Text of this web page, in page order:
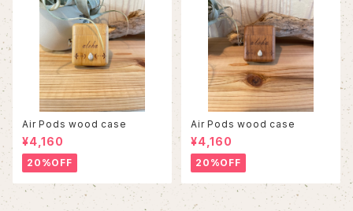
Air Pods wood case
¥4,160
20%OFF
Air Pods wood case
¥4,160
20%OFF